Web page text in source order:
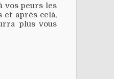
vos peurs les
et après celà,
plus vous